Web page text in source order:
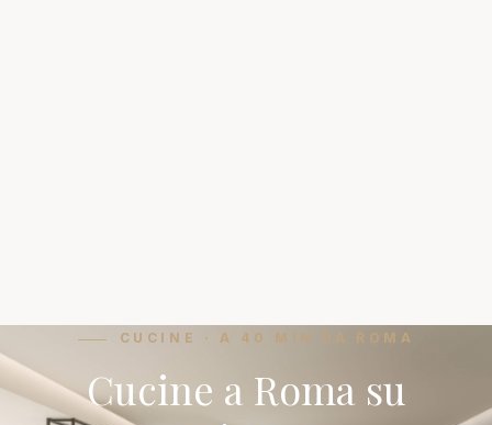
CUCINE · A 40 MIN DA ROMA
Cucine a Roma su